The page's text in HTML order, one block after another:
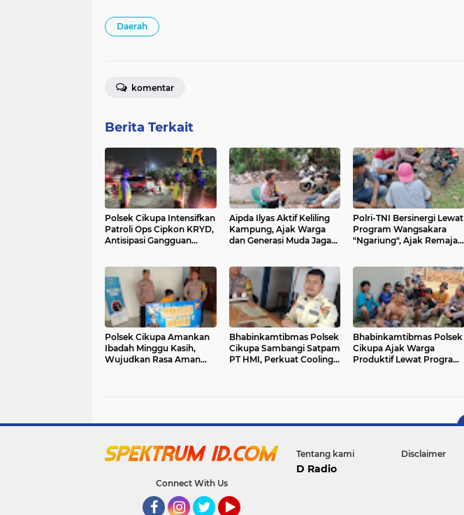
Daerah
komentar
Berita Terkait
Polsek Cikupa Intensifkan
Patroli Ops Cipkon KRYD,
Antisipasi Gangguan
Aipda Ilyas Aktif Keliling
Kampung, Ajak Warga
dan Generasi Muda Jaga
Polri-TNI Bersinergi Lewat
Program Wangsakara
"Ngariung", Ajak Remaja
Polsek Cikupa Amankan
Ibadah Minggu Kasih,
Wujudkan Rasa Aman
Bhabinkamtibmas Polsek
Cikupa Sambangi Satpam
PT HMI, Perkuat Cooling
Bhabinkamtibmas Polsek
Cikupa Ajak Warga
Produktif Lewat Program
Connect With Us
Tentang kami Disclaimer
D Radio